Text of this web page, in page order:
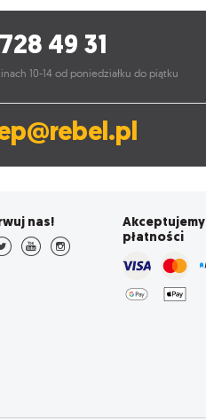
49 31
10-14 od poniedziałku do piątku
nas!
Akceptujemy
płatności